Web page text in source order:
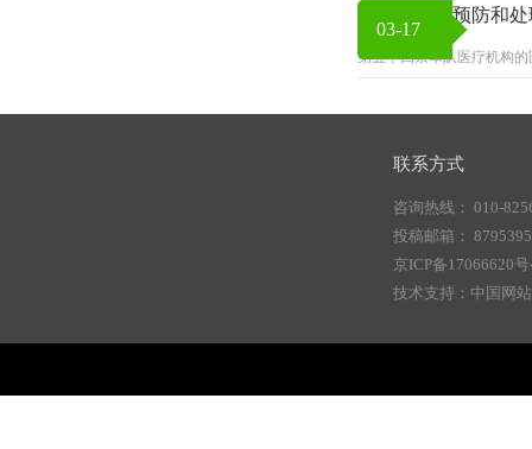
03-17
《医疗纠纷预防和
第五十四条军队医疗机构
联系方式
咨询热线： 010-
投稿邮箱：
京ICP备17066620
技术支持：中国网